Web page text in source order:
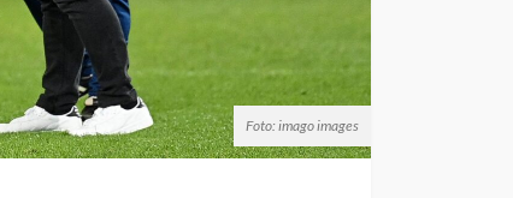
Foto: imago images